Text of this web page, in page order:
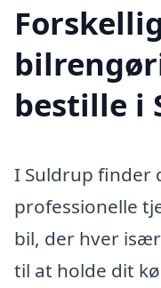
bestille i
I Suldrup finder
professionelle
bil, der hver
til at holde dit